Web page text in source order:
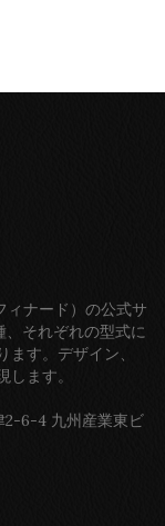
ィナード）の公式サ
それぞれの型式に
す。デザイン、
ます。
2-6-4 九州産業東ビ